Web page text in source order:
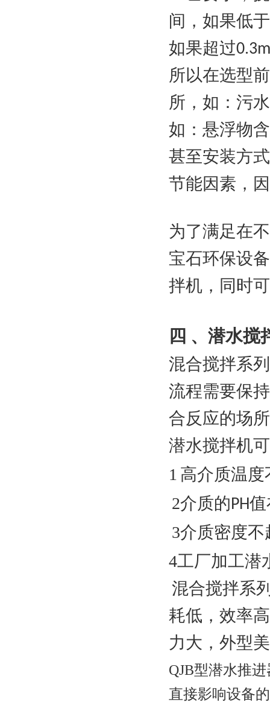
间，如果低
如果超过
所以在选型
所，如：污
如：悬浮物
甚至安装方
节能因素，
为了满足在
宝石环保设
拌机，同时
四 、 潜水搅
混合搅拌系
流程需要保
合反应的场
潜水搅拌机
1 高介质温度
2介质的PH
3介质密度不
4工厂加工潜
混合搅拌系
耗低，效率
力大，外型
QJB型潜水推
直接影响设备